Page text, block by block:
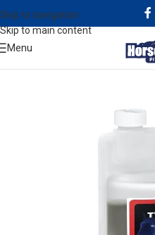
Skip to navigation
Skip to main content
Menu